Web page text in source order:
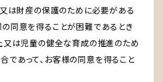
又は財産の保護のために必要がある
の同意を得ることが困難であるとき
又は児童の健全な育成の推進のため
であって、お客様の同意を得ること